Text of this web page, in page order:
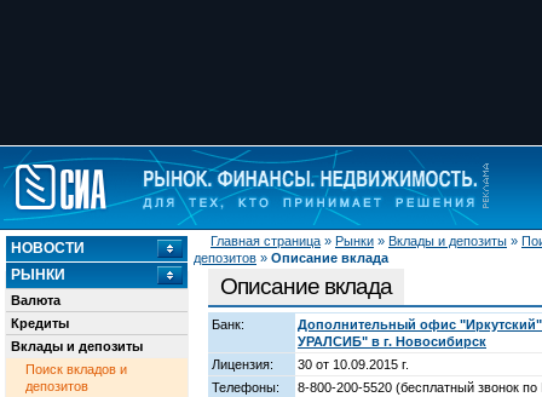
Главная страница » Рынки » Вклады и депозиты »
депозитов » Описание вклада
НОВОСТИ
РЫНКИ
Валюта
Кредиты
Вклады и депозиты
Поиск вкладов и
депозитов
Описание вклада
Банк:
Дополнительный офис
УРАЛСИБ" в г. Новосибирск
Лицензия:
30 от 10.09.2015 г.
Телефоны:
8-800-200-5520 (бесплатный звонок